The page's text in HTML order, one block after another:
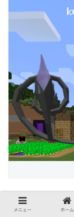
メニュー ホーム